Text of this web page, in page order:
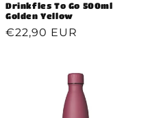
Drinkfles To Go 500ml
Golden Yellow
Normale
€22,90 EUR